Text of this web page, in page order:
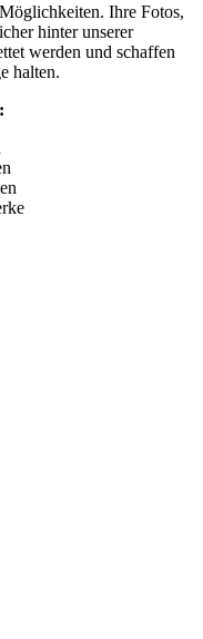
Ihre Fotos,
hinter unserer
werden und schaffen
halten.